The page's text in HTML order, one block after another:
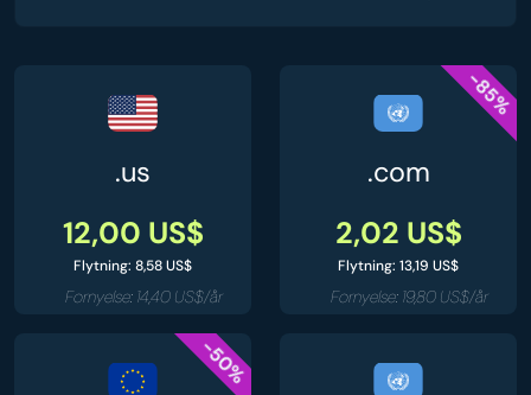
.us
12,00 US$
Flytning: 8,58 US$
Fornyelse: 14,40 US$/år
-85%
.com
2,02 US$
Flytning: 13,19 US$
Fornyelse: 19,80 US$/år
-50%